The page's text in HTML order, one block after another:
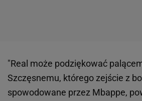
"Real może podziękować
Szczęsnemu, którego zejście z
spowodowane przez Mbappe,